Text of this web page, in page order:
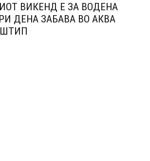
ВИКЕНД Е ЗА ВОДЕНА
ДЕНА ЗАБАВА ВО АКВА